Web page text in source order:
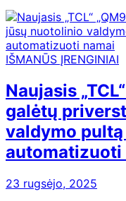
IŠMANŪS ĮRENGINIAI
Naujasis
galėtų
valdymo
automatizuoti
23 rugsėjo, 2025